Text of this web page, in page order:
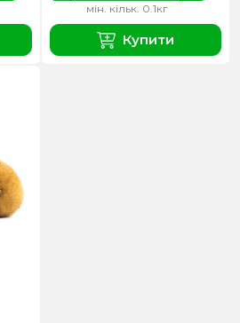
мін. кільк. 0.1кг
Купити